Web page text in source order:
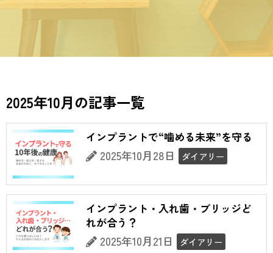
2025年10月の記事一覧
インプラントで“噛める未来”を守る
2025年10月28日 ダイアリー
インプラント・入れ歯・ブリッジど
れが合う？
2025年10月21日 ダイアリー